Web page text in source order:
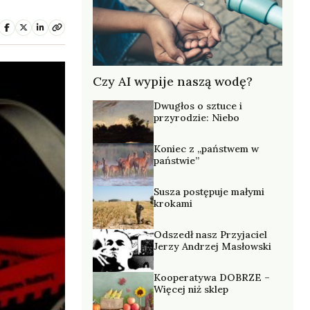
Czy AI wypije naszą wodę?
Dwugłos o sztuce i
przyrodzie: Niebo
Koniec z „państwem w
państwie”
Susza postępuje małymi
krokami
Odszedł nasz Przyjaciel
Jerzy Andrzej Masłowski
Kooperatywa DOBRZE –
Więcej niż sklep